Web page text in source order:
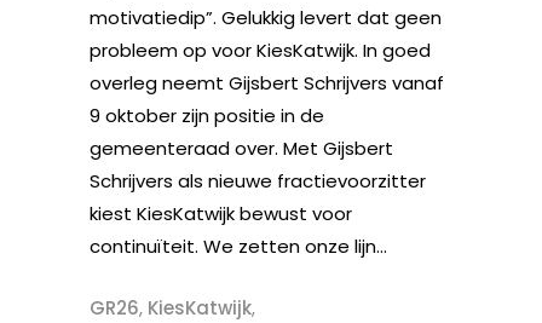
motivatiedip”. Gelukkig levert dat geen
probleem op voor KiesKatwijk. In goed
overleg neemt Gijsbert Schrijvers vanaf
9 oktober zijn positie in de
gemeenteraad over. Met Gijsbert
Schrijvers als nieuwe fractievoorzitter
kiest KiesKatwijk bewust voor
continuïteit. We zetten onze lijn...
GR26, KiesKatwijk,